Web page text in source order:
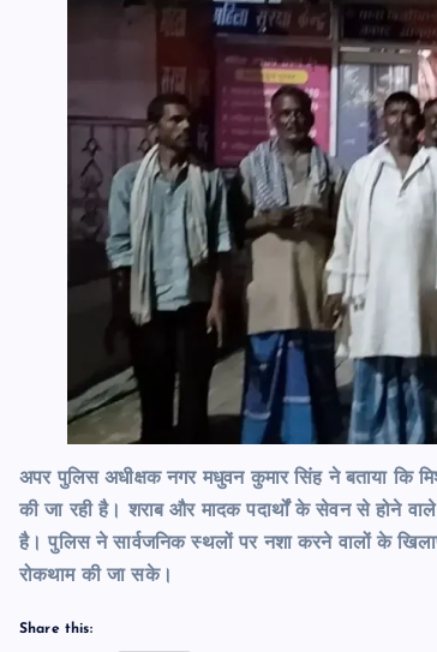
अपर पुलिस अधीक्षक नगर मधुवन कुमार सिंह ने बताया कि
की जा रही है। शराब और मादक पदार्थों के सेवन से होने
है। पुलिस ने सार्वजनिक स्थलों पर नशा करने वालों के खिलाफ
रोकथाम की जा सके।
Share this: